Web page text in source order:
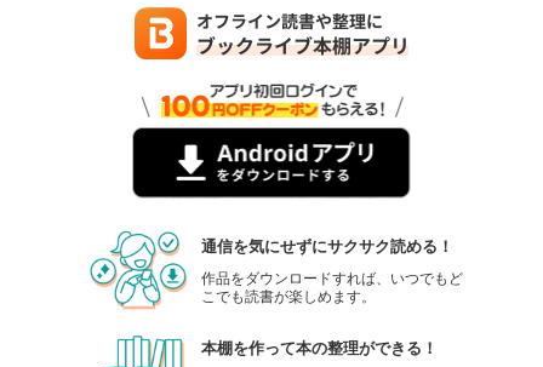
通信を気にせずにサクサク読める！
作品をダウンロードすれば、いつでもど
こでも読書が楽しめます。
本棚を作って本の整理ができる！